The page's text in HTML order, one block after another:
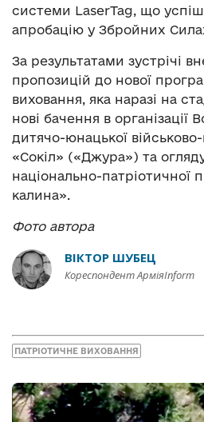
системи LaserTag, що
апробацію у Збройних
За результатами зустрічі
пропозицій до нової
виховання, яка наразі на
нові бачення в організації
дитячо-юнацької
«Сокіл» («Джура») та
національно-патріотичної
калина».
Фото автора
ВІКТОР ШУБЕЦ
Кореспондент АрміяInform
ПАТРІОТИЧНЕ ВИХОВАННЯ